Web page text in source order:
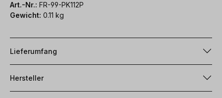
Art.-Nr.: FR-99-PK112P
Gewicht: 0.11 kg
Lieferumfang
Hersteller